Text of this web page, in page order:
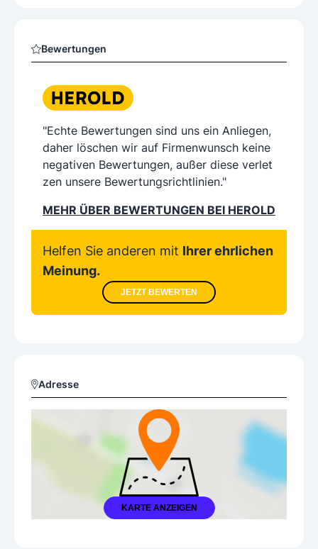
Bewertungen
"Echte Bewertungen sind uns ein Anliegen,
daher löschen wir auf Firmenwunsch keine
negativen Bewertungen, außer diese verlet
zen unsere Bewertungsrichtlinien."
MEHR ÜBER BEWERTUNGEN BEI HEROLD
Helfen Sie anderen mit Ihrer ehrlichen
Meinung.
JETZT BEWERTEN
Adresse
KARTE ANZEIGEN